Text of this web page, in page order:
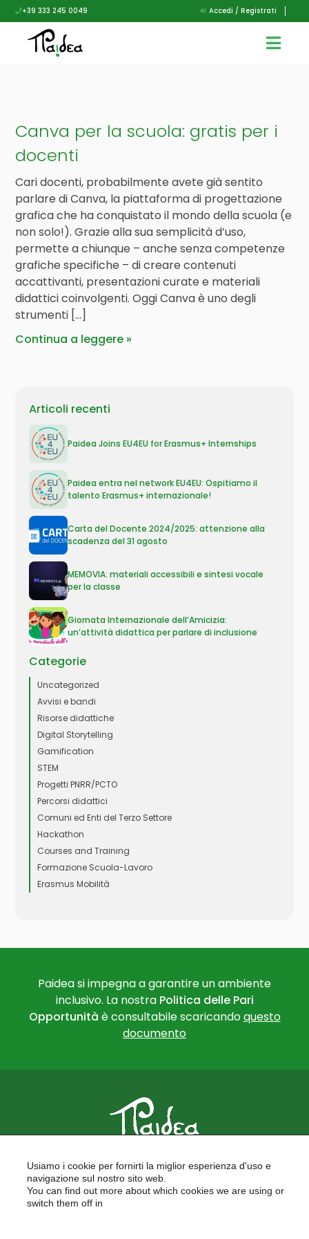
+39 333 245 0049 Accedi / Registrati
Canva per la scuola: gratis per i
docenti
Cari docenti, probabilmente avete già sentito
parlare di Canva, la piattaforma di progettazione
grafica che ha conquistato il mondo della scuola (e
non solo!). Grazie alla sua semplicità d’uso,
permette a chiunque – anche senza competenze
grafiche specifiche – di creare contenuti
accattivanti, presentazioni curate e materiali
didattici coinvolgenti. Oggi Canva è uno degli
strumenti […]
Continua a leggere
Articoli recenti
Paidea Joins EU4EU for Erasmus+ Internships
Paidea entra nel network EU4EU: Ospitiamo il
talento Erasmus+ internazionale!
Carta del Docente 2024/2025: attenzione alla
scadenza del 31 agosto
MEMOVIA: materiali accessibili e sintesi vocale
per la classe
Giornata Internazionale dell’Amicizia:
un’attività didattica per parlare di inclusione
Categorie
Uncategorized
Avvisi e bandi
Risorse didattiche
Digital Storytelling
Gamification
STEM
Progetti PNRR/PCTO
Percorsi didattici
Comuni ed Enti del Terzo Settore
Hackathon
Courses and Training
Formazione Scuola-Lavoro
Erasmus Mobilità
Paidea si impegna a garantire un ambiente
inclusivo. La nostra Politica delle Pari
Opportunità è consultabile scaricandoquesto
documento
FORMAZIONE PER LE SCUOLE
FORMAZIONE PROFESSIONALE
PROGETTI EUROPEI
Usiamo i cookie per fornirti la miglior esperienza d'uso e
navigazione sul nostro sito web.
You can find out more about which cookies we are using or
switch them off in